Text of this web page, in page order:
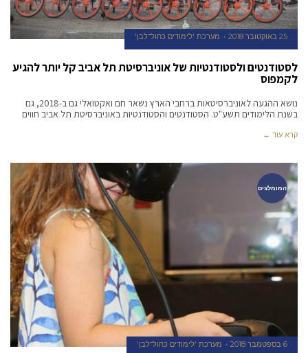
25 באוקטובר 2018 מערכת 'לימודים כחול־לבן'
לסטודנטים ולסטודנטיות של אוניברסיטת תל אביב קל יותר להגיע
לקמפוס
נושא ההגעה לאוניברסיטאות ברחבי הארץ נשאר חם ואקטואלי גם ב-2018, גם
בשנת הלימודים תשע"ט. הסטודנטים והסטודנטיות באוניברסיטת תל אביב חווים
קרא עוד ←
המומלצים
6 בספטמבר 2018 מערכת 'לימודים כחול־לבן'